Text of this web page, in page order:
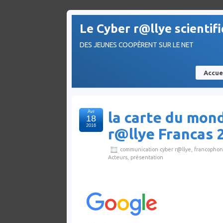
Le Cyber r@llye
DES JEUNES COOPÈRENT SUR LE NET
la carte du
r@llye Francas
communication cyber r@llye
Acteurs présentation
Avr
18
2016